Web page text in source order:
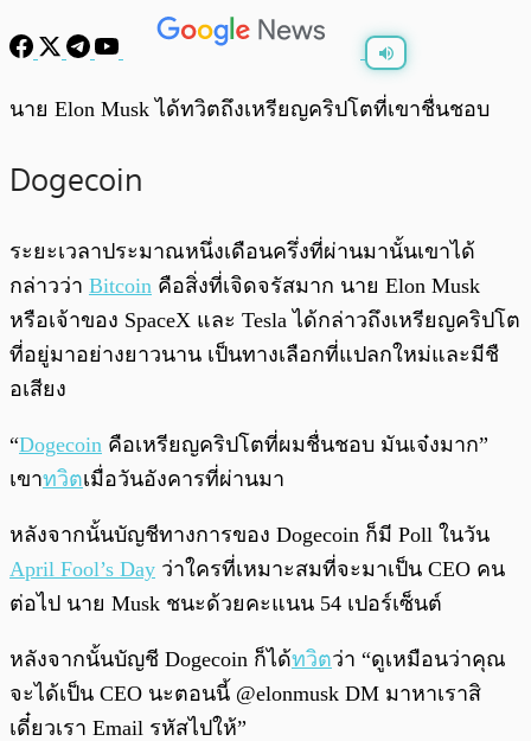
0:00/
นาย Elon Musk ได้ทวิตถึงเหรียญคริปโตที่เขาชื่นชอบ
Dogecoin
ระยะเวลาประมาณหนึ่งเดือนครึ่งที่ผ่านมานั้นเขาได้
กล่าวว่า Bitcoin คือสิ่งที่เจิดจรัสมาก นาย Elon Musk
หรือเจ้าของ SpaceX และ Tesla ได้กล่าวถึงเหรียญคริปโต
ที่อยู่มาอย่างยาวนาน เป็นทางเลือกที่แปลกใหม่และมีชื
อเสียง
“Dogecoin คือเหรียญคริปโตที่ผมชื่นชอบ มันเจ๋งมาก”
เขาทวิตเมื่อวันอังคารที่ผ่านมา
หลังจากนั้นบัญชีทางการของ Dogecoin ก็มี Poll ในวัน
April Fool’s Day ว่าใครที่เหมาะสมที่จะมาเป็น CEO คน
ต่อไป นาย Musk ชนะด้วยคะแนน 54 เปอร์เซ็นต์
หลังจากนั้นบัญชี Dogecoin ก็ได้ทวิตว่า “ดูเหมือนว่าคุณ
จะได้เป็น CEO นะตอนนี้ @elonmusk DM มาหาเราสิ
เดี๋ยวเรา Email รหัสไปให้”